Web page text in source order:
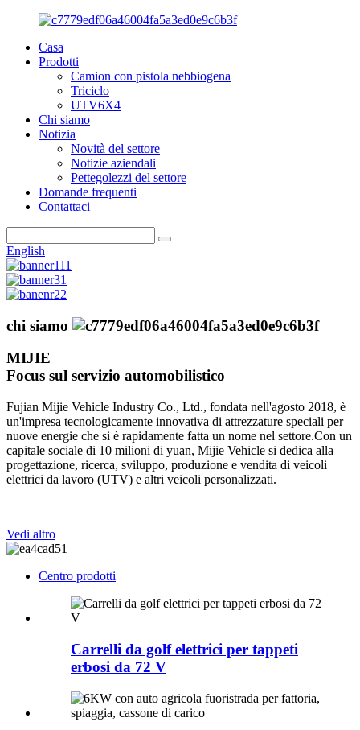
Casa
Prodotti
Camion con pistola nebbiogena
Triciclo
UTV6X4
Chi siamo
Notizia
Novità del settore
Notizie aziendali
Pettegolezzi del settore
Domande frequenti
Contattaci
English
chi siamo
MIJIE
Focus sul servizio automobilistico
Fujian Mijie Vehicle Industry Co., Ltd., fondata nell'agosto 2018, è
un'impresa tecnologicamente innovativa di attrezzature speciali per
nuove energie che si è rapidamente fatta un nome nel settore.Con un
capitale sociale di 10 milioni di yuan, Mijie Vehicle si dedica alla
progettazione, ricerca, sviluppo, produzione e vendita di veicoli
elettrici da lavoro (UTV) e altri veicoli personalizzati.
Vedi altro
Centro prodotti
Carrelli da golf elettrici per tappeti
erbosi da 72 V